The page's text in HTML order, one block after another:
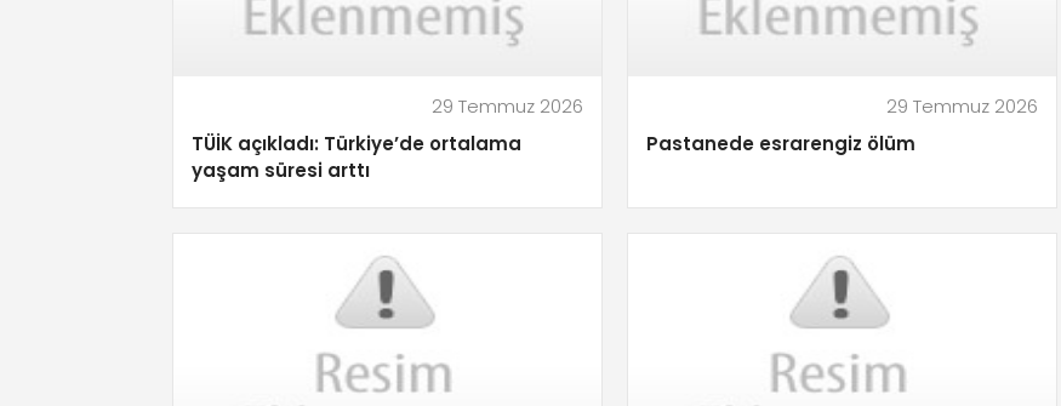
29 Temmuz 2026
TÜİK açıkladı: Türkiye’de ortalama
yaşam süresi arttı
29 Temmuz 2026
Pastanede esrarengiz ölüm